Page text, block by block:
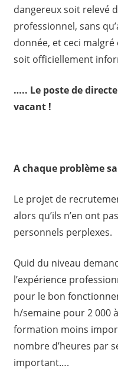
dangereux soit relevé
professionnel, sans
donnée, et ceci
soit officiellement
….. Le poste de
vacant !
A chaque problème
Le projet de
alors qu’ils n’en ont
personnels perplexes.
Quid du niveau
l’expérience
pour le bon
h/semaine pour 2 000
formation moins
nombre d’heures par
important….